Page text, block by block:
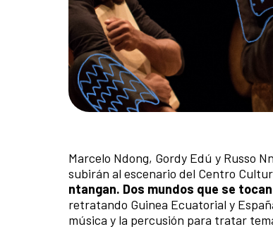
Marcelo Ndong, Gordy Edú y Russo
subirán al escenario del Centro
ntangan. Dos mundos que se tocan
retratando Guinea Ecuatorial y
música y la percusión para tratar